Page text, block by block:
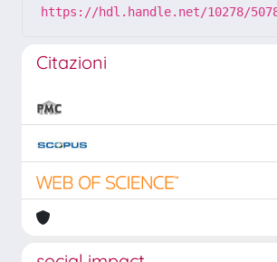
https://hdl.handle.net/10278/
Citazioni